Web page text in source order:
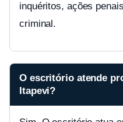
inquéritos, ações
criminal.
O escritório atende
Itapevi?